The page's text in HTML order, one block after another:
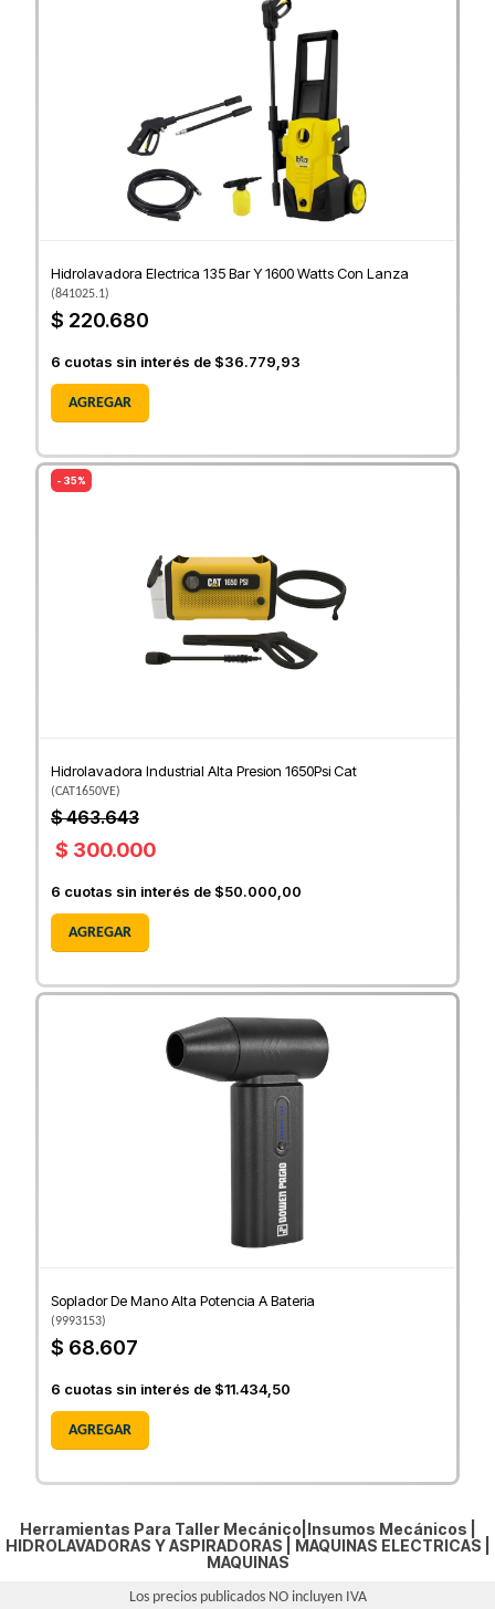
Hidrolavadora Electrica 135 Bar Y 1600 Watts Con Lanza
(841025.1)
$ 220.680
6 cuotas sin interés de $36.779,93
AGREGAR
- 35%
Hidrolavadora Industrial Alta Presion 1650Psi Cat
(CAT1650VE)
$ 463.643
$ 300.000
6 cuotas sin interés de $50.000,00
AGREGAR
Soplador De Mano Alta Potencia A Bateria
(9993153)
$ 68.607
6 cuotas sin interés de $11.434,50
AGREGAR
Herramientas Para Taller Mecánico|Insumos Mecánicos |
HIDROLAVADORAS Y ASPIRADORAS
MAQUINAS ELECTRICAS
MAQUINAS
Los precios publicados NO incluyen IVA